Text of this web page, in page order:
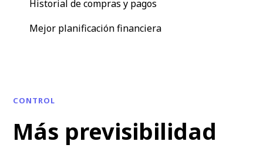
Historial de compras y pagos
Mejor planificación financiera
CONTROL
Más previsibilidad